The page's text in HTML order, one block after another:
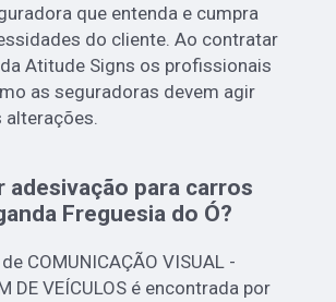
que entenda e cumpra
do cliente. Ao contratar
Atitude Signs os profissionais
as seguradoras devem agir
alterações.
adesivação para carros
Freguesia do Ó?
COMUNICAÇÃO VISUAL -
DE VEÍCULOS é encontrada por